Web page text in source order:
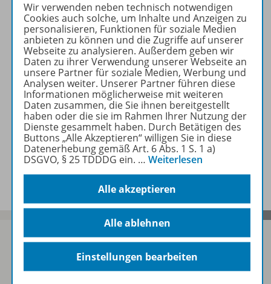
Beschreibung
Erforderliche Kontrollgeräte
Zugehörige Produkte
Benachrichtigungs-Service
Sofort profitieren
Wir verwenden neben technisch notwendigen
Cookies auch solche, um Inhalte und Anzeigen zu
personalisieren, Funktionen für soziale Medien
anbieten zu können und die Zugriffe auf unserer
Webseite zu analysieren. Außerdem geben wir
Daten zu ihrer Verwendung unserer Webseite an
unsere Partner für soziale Medien, Werbung und
Analysen weiter. Unserer Partner führen diese
Informationen möglicherweise mit weiteren
Daten zusammen, die Sie ihnen bereitgestellt
haben oder die sie im Rahmen Ihrer Nutzung der
Dienste gesammelt haben. Durch Betätigen des
Buttons „Alle Akzeptieren“ willigen Sie in diese
Datenerhebung gemäß Art. 6 Abs. 1 S. 1 a)
DSGVO, § 25 TDDDG ein. … Weiterlesen
Alle akzeptieren
Alle ablehnen
Einstellungen bearbeiten